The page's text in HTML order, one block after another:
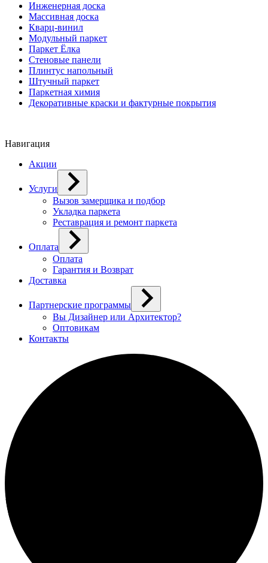
Инженерная доска
Массивная доска
Кварц-винил
Модульный паркет
Паркет Ёлка
Стеновые панели
Плинтус напольный
Штучный паркет
Паркетная химия
Декоративные краски и фактурные покрытия
Навигация
Акции
Услуги
Вызов замерщика и подбор
Укладка паркета
Реставрация и ремонт паркета
Оплата
Оплата
Гарантия и Возврат
Доставка
Партнерские программы
Вы Дизайнер или Архитектор?
Оптовикам
Контакты